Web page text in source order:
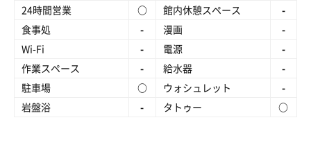
24時間営業 ○ 館内休憩スペース
-
食事処
- 漫画
-
Wi-Fi
- 電源
-
作業スペース
- 給水器
-
駐車場
○ ウォシュレット
-
岩盤浴
- タトゥー ○